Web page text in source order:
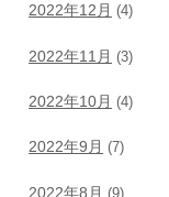
2022年12月 (4)
2022年11月 (3)
2022年10月 (4)
2022年9月 (7)
2022年8月 (9)